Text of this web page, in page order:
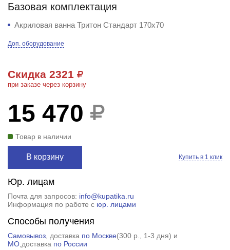
Базовая комплектация
Акриловая ванна Тритон Стандарт 170х70
Доп. оборудование
Скидка 2321
при заказе через корзину
15 470
Товар в наличии
В корзину Купить в 1 клик
Юр. лицам
Почта для запросов: info@kupatika.ru
Информация по работе с юр. лицами
Способы получения
Самовывоз, доставка по Москве(300 р.
, 1-3 дня) и
МО,доставка по России